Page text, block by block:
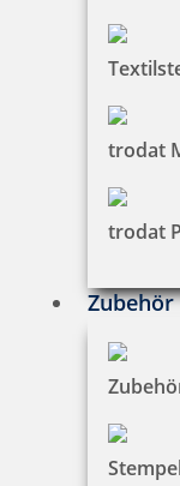
trodat
trodat
Zubehör
Jetzt gestalten